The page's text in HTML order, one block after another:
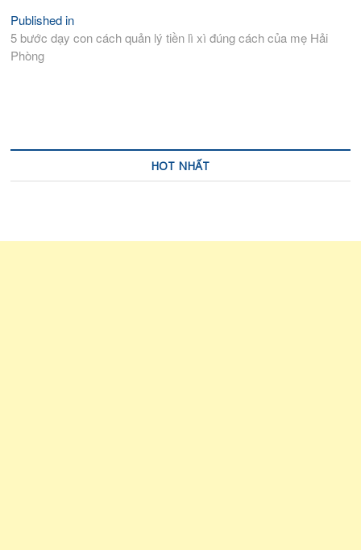
Điều
hướng
bài
Published in
5 bước dạy con cách quản lý tiền lì xì đúng cách của mẹ Hải
Phòng
HOT NHẤT